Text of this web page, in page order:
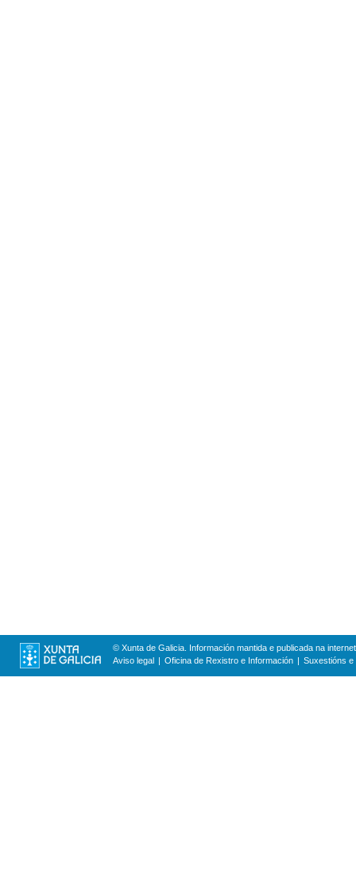
© Xunta de Galicia. Información mantida e publicada na
Aviso legal
Oficina de Rexistro e Información Suxestións e